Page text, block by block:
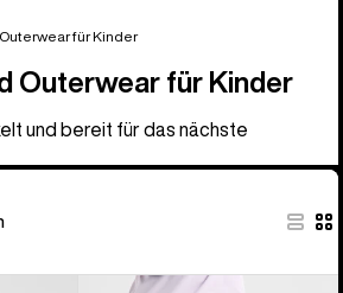
für Kinder
Outerwear für Kinder
und bereit für das nächste